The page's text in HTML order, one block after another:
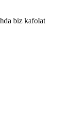
biz kafolat